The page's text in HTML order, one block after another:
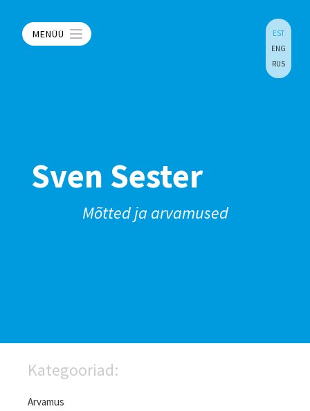
MENÜÜ
EST
ENG
RUS
Sven Sester
Mõtted ja arvamused
Kategooriad:
Arvamus